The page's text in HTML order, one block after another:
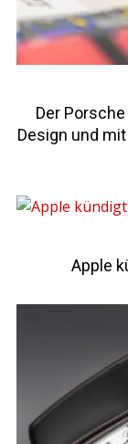
Der
Design und
Apple